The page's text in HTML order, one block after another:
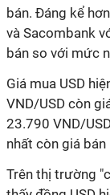
bán. Đáng kể
và Sacombank
bán so với mức
Giá mua USD
VND/USD còn
23.790 VND/
nhất còn giá bán
Trên thị trường